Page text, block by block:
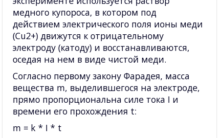
медного купороса, в котором под
действием электрического поля ионы меди
(Cu2+) движутся к отрицательному
электроду (катоду) и восстанавливаются,
оседая на нем в виде чистой меди.
Согласно первому закону Фарадея, масса
вещества m, выделившегося на электроде,
прямо пропорциональна силе тока I и
времени его прохождения t:
m = k * I * t